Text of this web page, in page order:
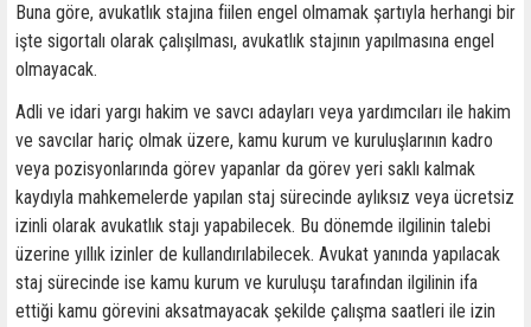
Buna göre, avukatlık stajına fiilen engel olmamak şartıyla herhangi bir
işte sigortalı olarak çalışılması, avukatlık stajının yapılmasına engel
olmayacak.
Adli ve idari yargı hakim ve savcı adayları veya yardımcıları ile hakim
ve savcılar hariç olmak üzere, kamu kurum ve kuruluşlarının kadro
veya pozisyonlarında görev yapanlar da görev yeri saklı kalmak
kaydıyla mahkemelerde yapılan staj sürecinde aylıksız veya ücretsiz
izinli olarak avukatlık stajı yapabilecek. Bu dönemde ilgilinin talebi
üzerine yıllık izinler de kullandırılabilecek. Avukat yanında yapılacak
staj sürecinde ise kamu kurum ve kuruluşu tarafından ilgilinin ifa
ettiği kamu görevini aksatmayacak şekilde çalışma saatleri ile izin